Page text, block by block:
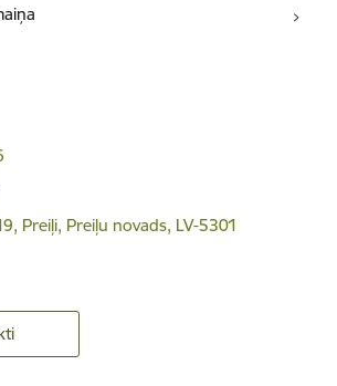
Preiļi, Preiļu novads, LV-5301